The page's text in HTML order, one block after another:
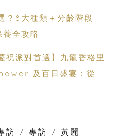
？8大種類＋分齡階段
養全攻略
祝派對首選】九龍香格里
及百日盛宴：從米
訪
/ 專訪 /
黃麗